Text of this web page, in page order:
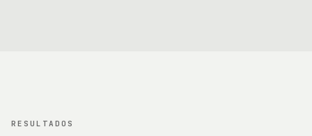
RESULTADOS